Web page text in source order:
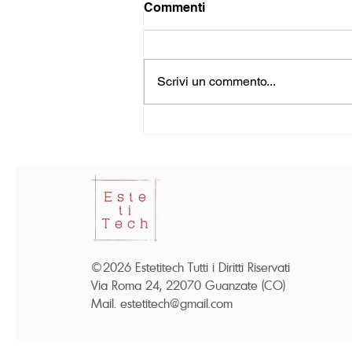
Commenti
Scrivi un commento...
©2026 Estetitech Tutti i Diritti Riservati
Via Roma 24, 22070 Guanzate (CO)
Mail. estetitech@gmail.com